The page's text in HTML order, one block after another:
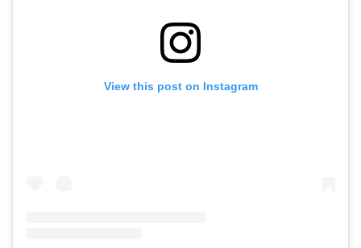
View this post on Instagram